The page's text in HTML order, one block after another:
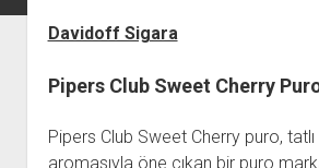
Davidoff Sigara
Pipers Club Sweet Cherry Puro
Pipers Club Sweet Cherry puro,
aromasıyla öne çıkan bir puro